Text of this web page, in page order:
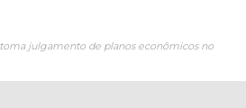
julgamento de planos econômicos no